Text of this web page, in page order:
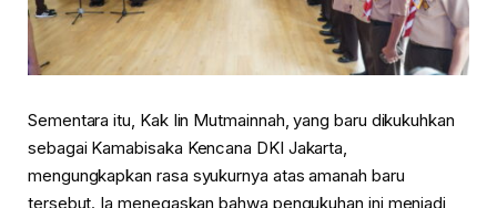
Sementara itu, Kak Iin Mutmainnah, yang baru dikukuhkan
sebagai Kamabisaka Kencana DKI Jakarta,
mengungkapkan rasa syukurnya atas amanah baru
tersebut. Ia menegaskan bahwa pengukuhan ini menjadi